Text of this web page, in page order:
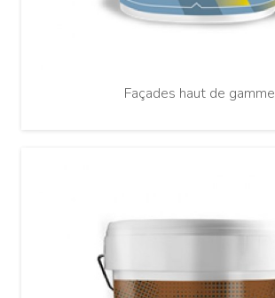
Façades haut de gamme